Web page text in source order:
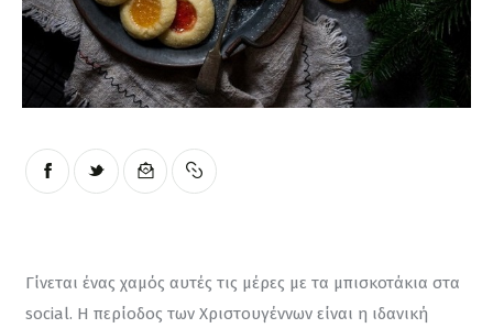
Γίνεται ένας χαμός αυτές τις μέρες με τα μπισκοτάκια στα
social. Η περίοδος των Χριστουγέννων είναι η ιδανική